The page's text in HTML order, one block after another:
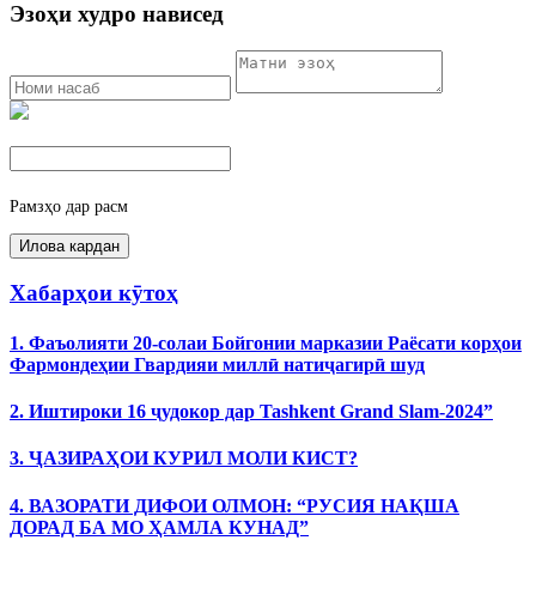
Эзоҳи худро нависед
Рамзҳо дар расм
Хабарҳои кӯтоҳ
1. Фаъолияти 20-солаи Бойгонии марказии Раёсати корҳои
Фармондеҳии Гвардияи миллӣ натиҷагирӣ шуд
2. Иштироки 16 ҷудокор дар Tashkent Grand Slam-2024”
3. ҶАЗИРАҲОИ КУРИЛ МОЛИ КИСТ?
4. ВАЗОРАТИ ДИФОИ ОЛМОН: “РУСИЯ НАҚША
ДОРАД БА МО ҲАМЛА КУНАД”